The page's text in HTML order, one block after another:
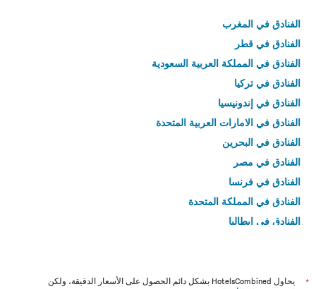
الفنادق في المغرب
الفنادق في قطر
الفنادق في المملكة العربية السعودية
الفنادق في تركيا
الفنادق في إندونيسيا
الفنادق في الامارات العربية المتحدة
الفنادق في البحرين
الفنادق في مصر
الفنادق في فرنسا
الفنادق في المملكة المتحدة
الفنادق في إيطاليا
*
يحاول HotelsCombined بشكل دائم الحصول على الأسعار الدقيقة، ولكن